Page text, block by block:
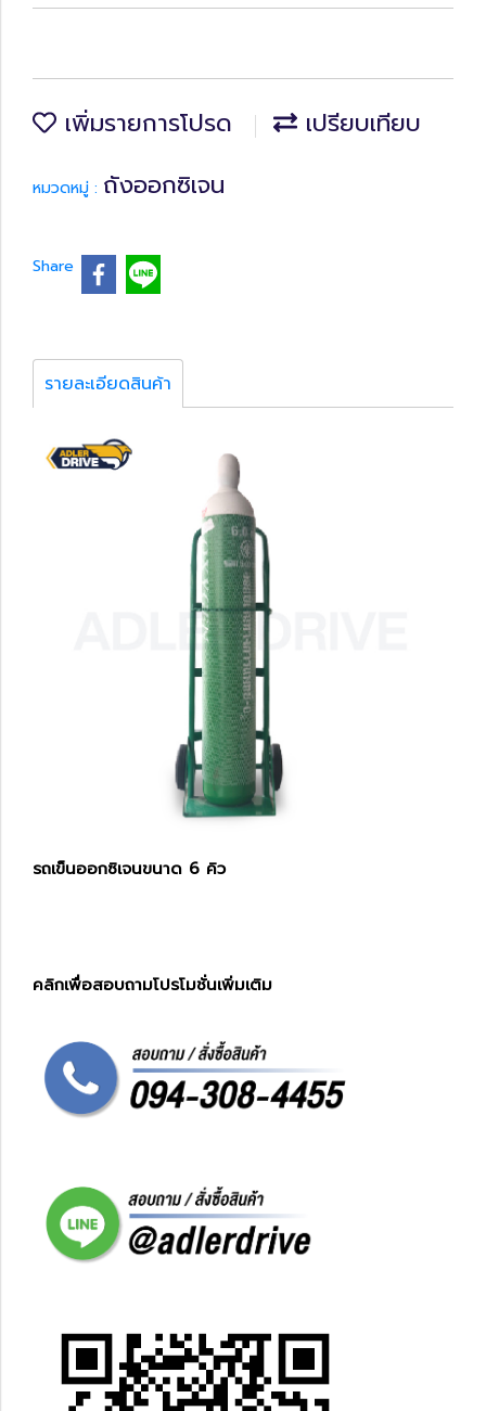
เพิ่มรายการโปรด เปรียบเทียบ
หมวดหมู่ : ถังออกซิเจน
Share
รายละเอียดสินค้า
รถเข็นออกซิเจนขนาด 6 คิว
คลิกเพื่อสอบถามโปรโมชั่นเพิ่มเติม